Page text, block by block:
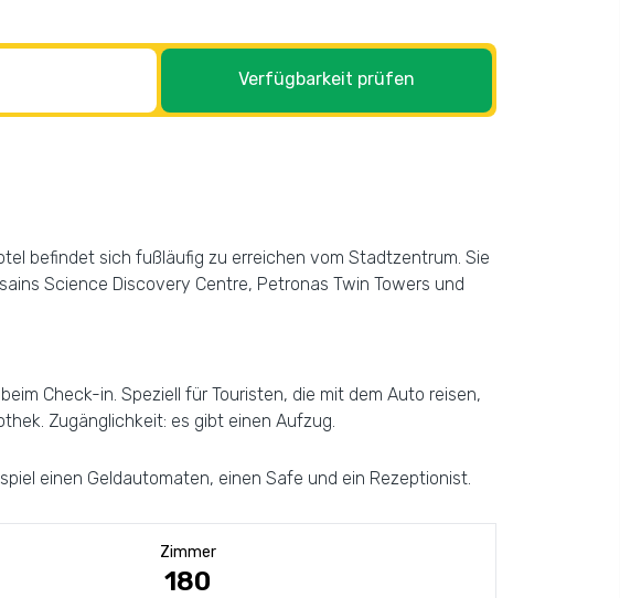
Verfügbarkeit prüfen
befindet sich fußläufig zu erreichen vom Stadtzentrum. Sie
Science Discovery Centre, Petronas Twin Towers und
Check-in. Speziell für Touristen, die mit dem Auto reisen,
Zugänglichkeit: es gibt einen Aufzug.
einen Geldautomaten, einen Safe und ein Rezeptionist.
Zimmer
180